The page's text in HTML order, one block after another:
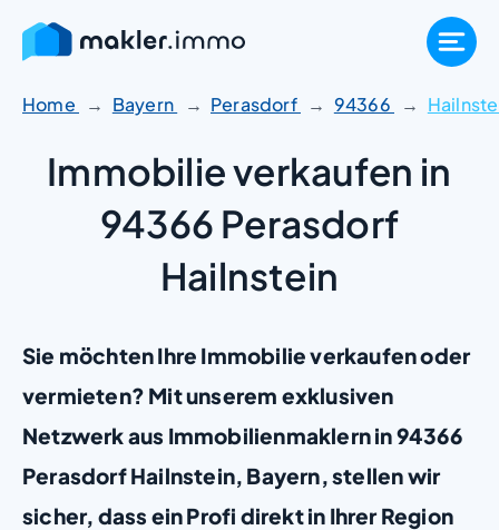
Zum
Inhalt
springen
Home Bayern Perasdorf 94366
Immobilie verkaufen in
94366 Perasdorf
Hailnstein
Sie möchten Ihre Immobilie verkaufen oder
vermieten? Mit unserem exklusiven
Netzwerk aus Immobilienmaklern in 94366
Perasdorf Hailnstein, Bayern, stellen wir
sicher, dass ein Profi direkt in Ihrer Region